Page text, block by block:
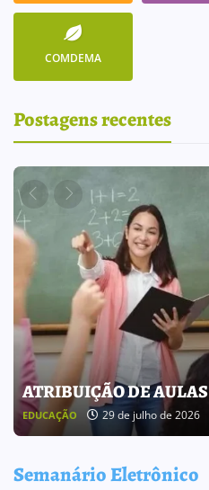
COMDEMA
Postagens recentes
ATRIBUIÇÃO DE AULAS
EDUCAÇÃO 29 de julho de 2026
Semanário Eletrônico